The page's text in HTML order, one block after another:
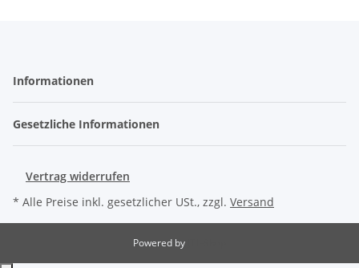
Informationen
Gesetzliche Informationen
Vertrag widerrufen
* Alle Preise inkl. gesetzlicher USt., zzgl. Versand
Powered by